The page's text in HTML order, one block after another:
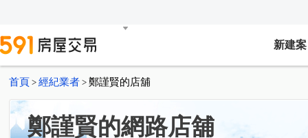
新建案
首頁 > 經紀業者 > 鄭謹賢的店舖
鄭謹賢的網路店舖